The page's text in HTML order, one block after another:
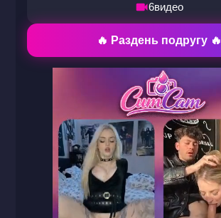
6видео
🔥 Раздень подругу 🔥